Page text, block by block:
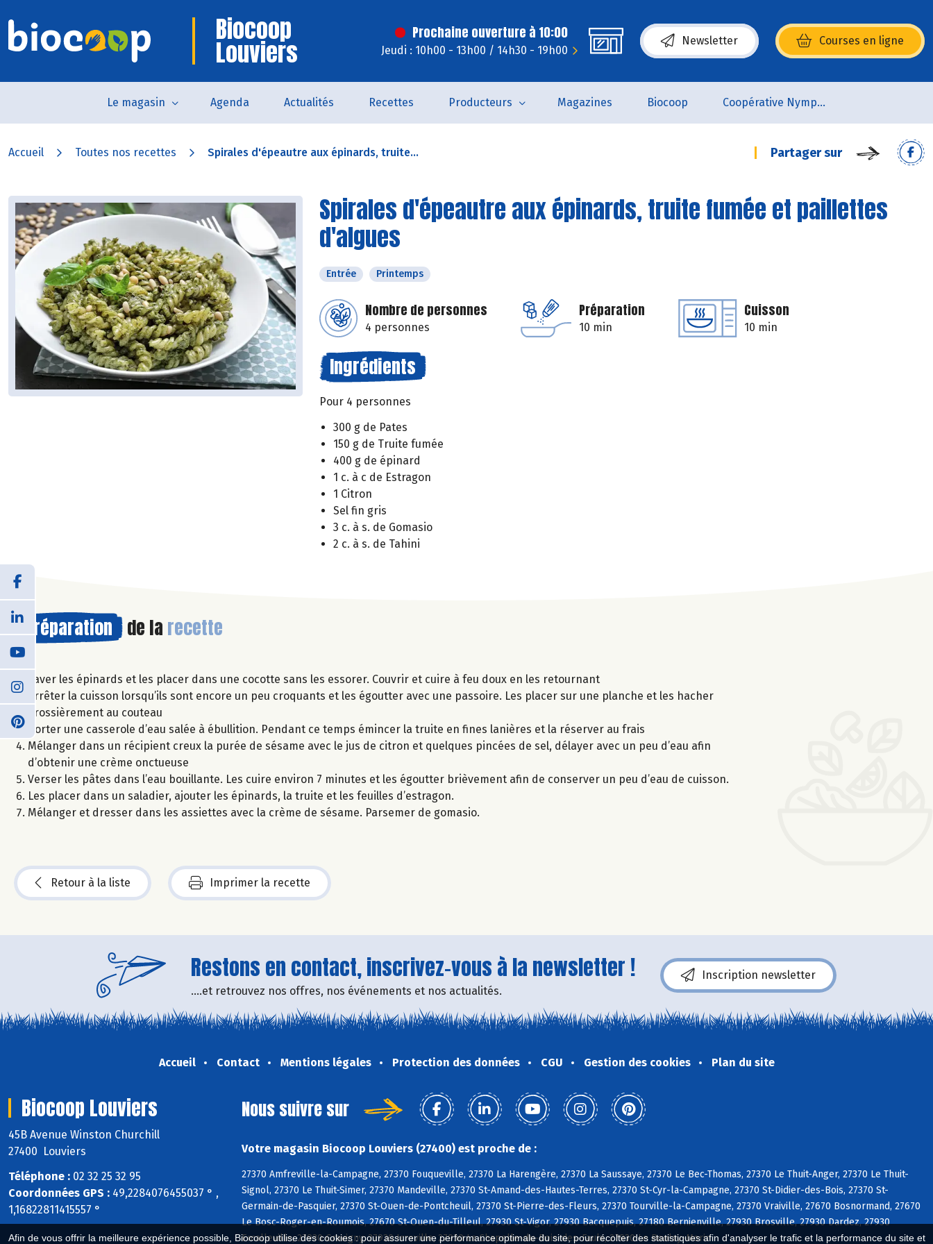
Afin de vous offrir la meilleure expérience possible, Biocoop utilise des cookies : pour assurer une performance optimale du site, pour récolter des statistiques afin d'analyser le trafic et la performance du site et
Biocoop
Louviers
Prochaine ouverture à 10:00
Jeudi : 10h00 - 13h00 / 14h30 - 19h00
Newsletter Courses en ligne
(s’ouvre dans une nouvelle fenêtre)
Le magasin Agenda Actualités Recettes Producteurs Magazines Biocoop Coopérative Nymphéa
Accueil Toutes nos recettes Spirales d'épeautre aux épinards, truite... Partager sur
Spirales d'épeautre aux épinards, truite fumée et paillettes
d'algues
Entrée Printemps
Nombre de personnes
4 personnes
Préparation
10 min
Cuisson
10 min
Ingrédients
Pour 4 personnes
300 g de Pates
150 g de Truite fumée
400 g de épinard
1 c. à c de Estragon
1 Citron
Sel fin gris
3 c. à s. de Gomasio
2 c. à s. de Tahini
Préparation de la recette
Laver les épinards et les placer dans une cocotte sans les essorer. Couvrir et cuire à feu doux en les retournant
Arrêter la cuisson lorsqu’ils sont encore un peu croquants et les égoutter avec une passoire. Les placer sur une planche et les hacher
grossièrement au couteau
Porter une casserole d’eau salée à ébullition. Pendant ce temps émincer la truite en fines lanières et la réserver au frais
Mélanger dans un récipient creux la purée de sésame avec le jus de citron et quelques pincées de sel, délayer avec un peu d’eau afin
d’obtenir une crème onctueuse
Verser les pâtes dans l’eau bouillante. Les cuire environ 7 minutes et les égoutter brièvement afin de conserver un peu d’eau de cuisson.
Les placer dans un saladier, ajouter les épinards, la truite et les feuilles d’estragon.
Mélanger et dresser dans les assiettes avec la crème de sésame. Parsemer de gomasio.
Retour à la liste Imprimer la recette
Restons en contact, inscrivez-vous à la newsletter !
....et retrouvez nos offres, nos événements et nos actualités.
Inscription newsletter
Accueil Contact Mentions légales Protection des données CGU Gestion des cookies Plan du site
Biocoop Louviers
45B Avenue Winston Churchill
27400 Louviers
Téléphone : 02 32 25 32 95
Coordonnées GPS : 49,2284076455037 ° ,
1,16822811415557 °
Nous suivre sur
Votre magasin Biocoop Louviers (27400) est proche de :
27370 Amfreville-la-Campagne, 27370 Fouqueville, 27370 La Harengère, 27370 La Saussaye, 27370 Le Bec-Thomas, 27370 Le Thuit-Anger, 27370 Le Thuit-
Signol, 27370 Le Thuit-Simer, 27370 Mandeville, 27370 St-Amand-des-Hautes-Terres, 27370 St-Cyr-la-Campagne, 27370 St-Didier-des-Bois, 27370 St-
Germain-de-Pasquier, 27370 St-Ouen-de-Pontcheuil, 27370 St-Pierre-des-Fleurs, 27370 Tourville-la-Campagne, 27370 Vraiville, 27670 Bosnormand, 27670
Le Bosc-Roger-en-Roumois, 27670 St-Ouen-du-Tilleul, 27930 St-Vigor, 27930 Bacquepuis, 27180 Bernienville, 27930 Brosville, 27930 Dardez, 27930
Emalleville, 27930 Gravigny, 27930 Irreville, 27930 La Chapelle-du-Bois-des-Faulx, 27930 Le Boulay-Morin